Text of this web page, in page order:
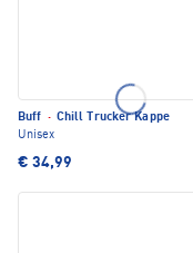
Buff · Chill Trucker Kappe
Unisex
€ 34,99